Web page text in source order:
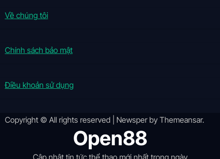
Về chúng tôi
Chính sách bảo mật
Điều khoản sử dụng
Copyright © All rights reserved Newsperby Themeansar.
Open88
Cập nhật tin tức thể thao mới nhất trong ngày